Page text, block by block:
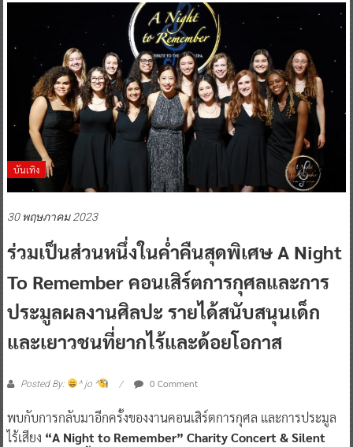
บันเทิง
30 พฤษภาคม 2023
ร่วมเป็นส่วนหนึ่งในค่ำคืนสุดพิเศษ A Night
To Remember คอนเสิร์ตการกุศลและการ
ประมูลผลงานศิลปะ รายได้สนับสนุนเด็ก
และเยาวชนที่ยากไร้และด้อยโอกาส
Posted By: ^ jo ^ 0 Comment
พบกับการกลับมาอีกครั้งของงานคอนเสิร์ตการกุศล และการประมูล
ไร้เสียง “A Night to Remember” Charity Concert & Silent